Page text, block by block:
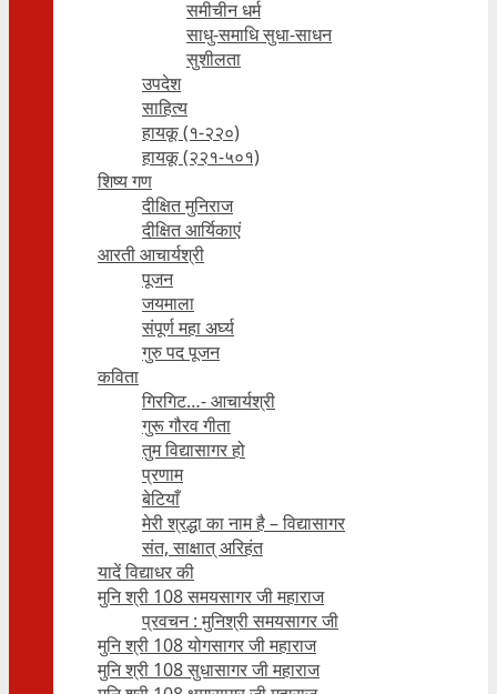
समीचीन धर्म
साधु-समाधि सुधा-साधन
सुशीलता
उपदेश
साहित्य
हायकू (१‍-२२०)
हायकू (२२१-५०१)
शिष्य गण
दीक्षित मुनिराज
दीक्षित आर्यिकाएं
आरती आचार्यश्री
पूजन
जयमाला
संपूर्ण महा अर्घ्य
गुरु पद पूजन
कविता
गिरगिट…- आचार्यश्री
गुरू गौरव गीता
तुम विद्यासागर हो
प्रणाम
बेटियाँ
मेरी श्रद्धा का नाम है – विद्यासागर
संत, साक्षात् अरिहंत
यादें विद्याधर की
मुनि श्री 108 समयसागर जी महाराज
प्रवचन : मुनिश्री समयसागर जी
मुनि श्री 108 योगसागर जी महाराज
मुनि श्री 108 सुधासागर जी महाराज